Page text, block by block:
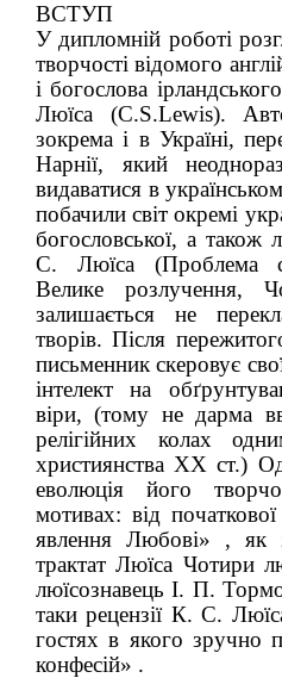
ВСТУП
У дипломній роботі
творчості відомого
і богослова
Люїса (C.S.Lewis).
зокрема і в Україні,
Нарнії, який
видаватися в
побачили світ окремі
богословської, а також
С. Люїса (Проблема
Велике розлучення,
залишається не
творів. Після
письменник скеровує
інтелект на
віри, (тому не дарма
релігійних колах
християнства ХХ ст.)
еволюція його
мотивах: від
явлення Любові» , як
трактат Люїса Чотири
люїсознавець І. П.
таки рецензії К. С.
гостях в якого зручно
конфесій» .